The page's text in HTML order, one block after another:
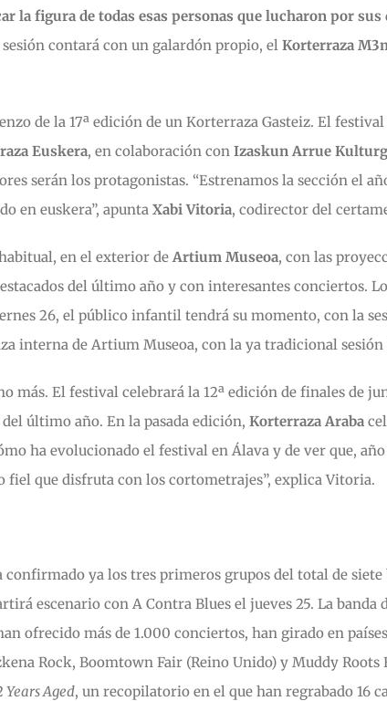
la figura de todas esas personas que lucharon por sus
contará con un galardón propio, el Korterraza
de la 17ª edición de un Korterraza Gasteiz. El
Euskera, en colaboración con Izaskun Arrue
serán los protagonistas. “Estrenamos la sección el
en euskera”, apunta Xabi Vitoria, codirector del
en el exterior deArtium Museoa, con las
del último año y con interesantes conciertos.
26, el público infantil tendrá su momento, con la
interna de Artium Museoa, con la ya tradicional
El festival celebrará la 12ª edición de finales de
último año. En la pasada edición, Korterraza Araba
ha evolucionado el festival en Álava y de ver que,
fiel que disfruta con los cortometrajes”, explica Vitoria.
ya los tres primeros grupos del total de
escenario con A Contra Blues el jueves 25. La
ofrecido más de 1.000 conciertos, han girado en
Rock, Boomtown Fair (Reino Unido) y Muddy Roots
Years Aged, un recopilatorio en el que han regrabado 16